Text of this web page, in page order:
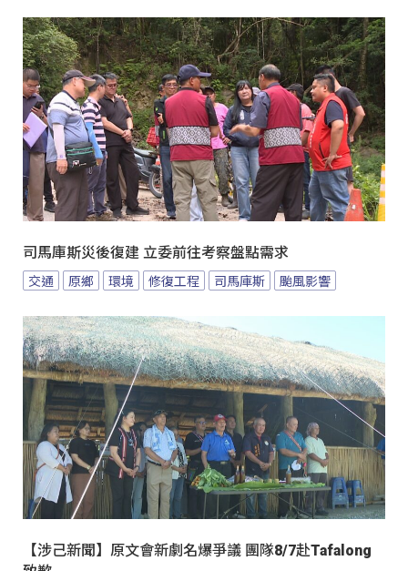
司馬庫斯災後復建 立委前往考察盤點需求
交通 原鄉 環境 修復工程 司馬庫斯 颱風影響
【涉己新聞】原文會新劇名爆爭議 團隊8/7赴Tafalong